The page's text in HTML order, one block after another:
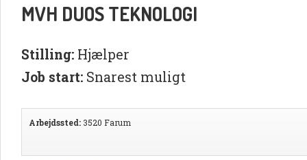
MVH DUOS TEKNOLOGI
Stilling: Hjælper
Job start: Snarest muligt
Arbejdssted: 3520 Farum